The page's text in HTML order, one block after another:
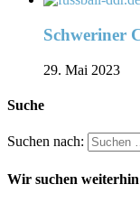
Schweriner
29. Mai 2023
Suche
Suchen nach:
Wir suchen